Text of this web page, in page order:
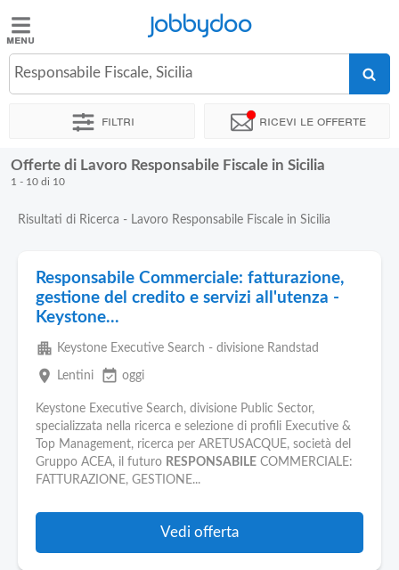
Jobbydoo
Offerte
Stipendi
Blog
Pubblica
Offerte
Area
Jobbydoo
Responsabile Fiscale, Sicilia
Filtri Ricevi le offerte
Offerte di Lavoro Responsabile Fiscale in Sicilia
1 - 10 di 10
Risultati di Ricerca - Lavoro Responsabile Fiscale in Sicilia
Responsabile Commerciale: fatturazione,
gestione del credito e servizi all'utenza -
Keystone...
apartment Keystone Executive Search - divisione Randstad
place Lentini event_available oggi
Keystone Executive Search, divisione Public Sector,
specializzata nella ricerca e selezione di profili Executive &
Top Management, ricerca per ARETUSACQUE, società del
Gruppo ACEA, il futuro RESPONSABILE COMMERCIALE:
FATTURAZIONE, GESTIONE...
Vedi offerta